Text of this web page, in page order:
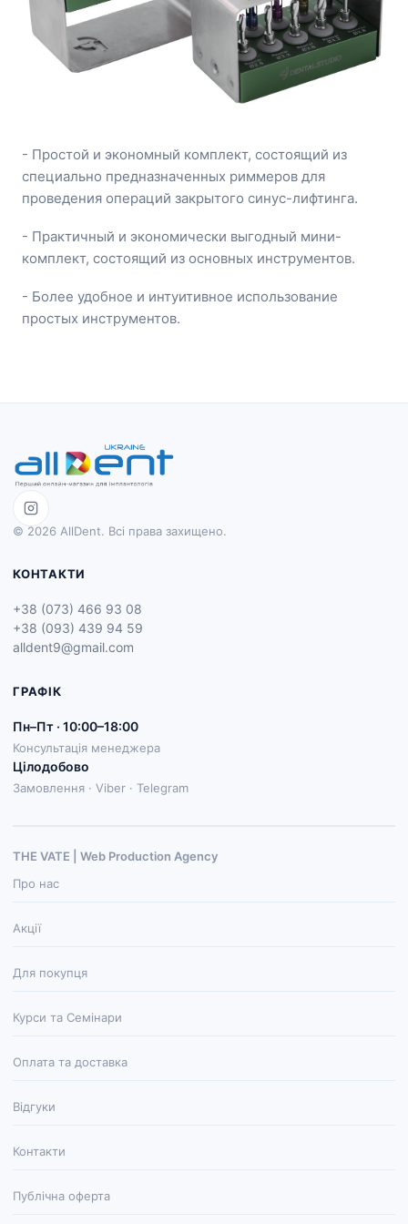
- Простой и экономный комплект, состоящий из
специально предназначенных риммеров для
проведения операций закрытого синус-лифтинга.
- Практичный и экономически выгодный мини-
комплект, состоящий из основных инструментов.
- Более удобное и интуитивное использование
простых инструментов.
© 2026 AllDent. Всі права захищено.
КОНТАКТИ
+38 (073) 466 93 08
+38 (093) 439 94 59
alldent9@gmail.com
ГРАФІК
Пн–Пт · 10:00–18:00
Консультація менеджера
Цілодобово
Замовлення · Viber · Telegram
THE VATE | Web Production Agenсy
Про нас
Акції
Для покупця
Курси та Семінари
Оплата та доставка
Відгуки
Контакти
Публічна оферта